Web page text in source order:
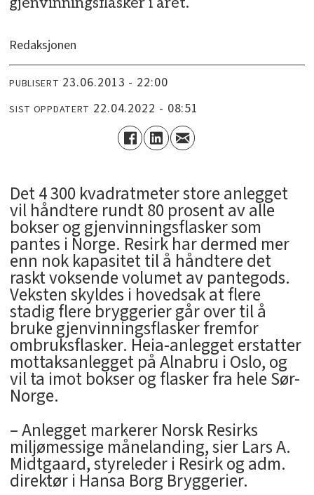
Redaksjonen
PUBLISERT 23.06.2013 - 22:00
SIST OPPDATERT 22.04.2022 - 08:51
Det 4 300 kvadratmeter store anlegget
vil håndtere rundt 80 prosent av alle
bokser og gjenvinningsflasker som
pantes i Norge. Resirk har dermed mer
enn nok kapasitet til å håndtere det
raskt voksende volumet av pantegods.
Veksten skyldes i hovedsak at flere
stadig flere bryggerier går over til å
bruke gjenvinningsflasker fremfor
ombruksflasker. Heia-anlegget erstatter
mottaksanlegget på Alnabru i Oslo, og
vil ta imot bokser og flasker fra hele Sør-
Norge.
– Anlegget markerer Norsk Resirks
miljømessige månelanding, sier Lars A.
Midtgaard, styreleder i Resirk og adm.
direktør i Hansa Borg Bryggerier.